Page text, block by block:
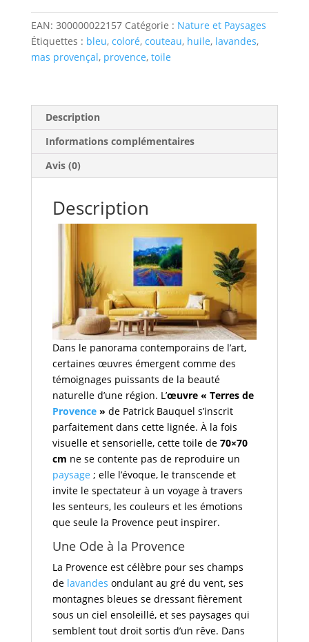
Provence
VIII
-
EAN: 300000022157 Catégorie : Nature et Paysages
Étiquettes : bleu, coloré, couteau, huile, lavandes,
mas provençal, provence, toile
Description
Informations complémentaires
Avis (0)
Description
Dans le panorama contemporains de l’art,
certaines œuvres émergent comme des
témoignages puissants de la beauté
naturelle d’une région. L’œuvre « Terres de
Provence» de Patrick Bauquel s’inscrit
parfaitement dans cette lignée. À la fois
visuelle et sensorielle, cette toile de 70×70
cm ne se contente pas de reproduire un
paysage ; elle l’évoque, le transcende et
invite le spectateur à un voyage à travers
les senteurs, les couleurs et les émotions
que seule la Provence peut inspirer.
Une Ode à la Provence
La Provence est célèbre pour ses champs
de lavandes ondulant au gré du vent, ses
montagnes bleues se dressant fièrement
sous un ciel ensoleillé, et ses paysages qui
semblent tout droit sortis d’un rêve. Dans